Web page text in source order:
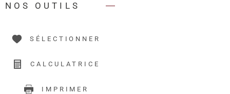
NOS OUTILS
SÉLECTIONNER
CALCULATRICE
IMPRIMER